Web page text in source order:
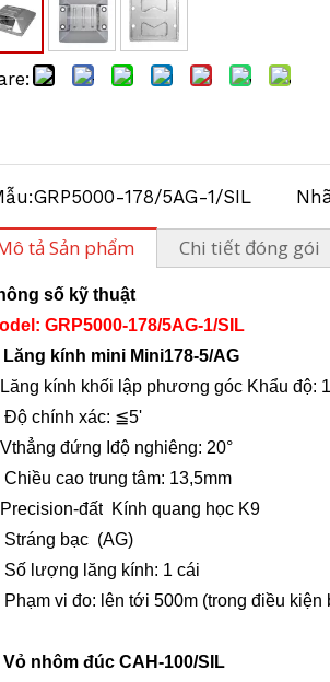
GRP5000-178/5AG-1/SIL
tả Sản phẩm Chi tiết đóng gói
số kỹ thuật
GRP5000-178/5AG-1/SIL
Lăng kính mini Mini178-5/AG
Lăng kính khối lập phương góc Khẩu độ:
Độ chính xác: ≦5'
thẳng đứng độ nghiêng: 20°
Chiều cao trung tâm: 13,5mm
Precision-đất Kính quang học K9
Stráng bạc (AG)
Số lượng lăng kính: 1 cái
Phạm vi đo: lên tới 500m (trong điều
Vỏ nhôm đúc CAH-100/SIL